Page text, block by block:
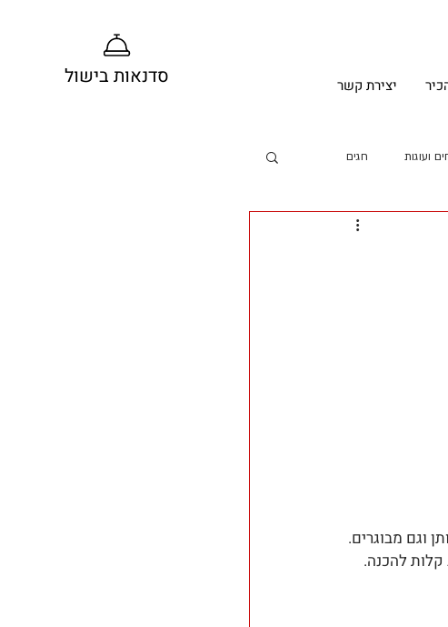
סדנאות בישול יצירת קשר
ועוגות חגים
וגם מבוגרים.
קלות להכנה.